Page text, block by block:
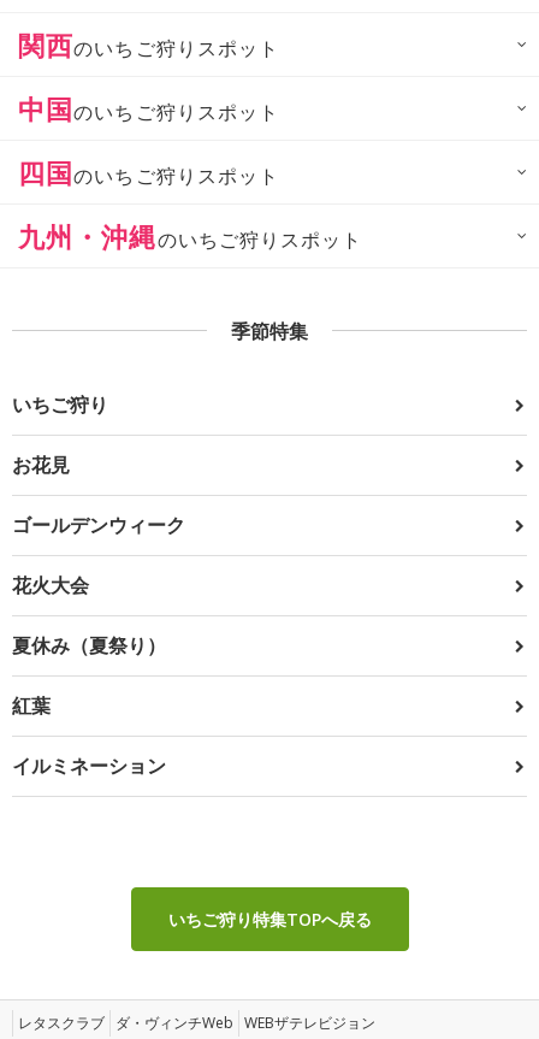
関西のいちご狩りスポット
中国のいちご狩りスポット
四国のいちご狩りスポット
九州・沖縄のいちご狩りスポット
季節特集
いちご狩り
お花見
ゴールデンウィーク
花火大会
夏休み（夏祭り）
紅葉
イルミネーション
いちご狩り特集TOPへ戻る
レタスクラブ ダ・ヴィンチWeb WEBザテレビジョン